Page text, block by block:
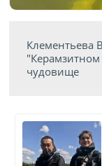
Клементьева
чудовище